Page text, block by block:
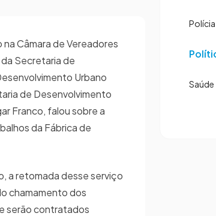
Câmara de Vereadores
Secretaria de
Urbano
de Desenvolvimento
Franco, falou sobre a
da Fábrica de
a retomada desse serviço
chamamento dos
serão contratados
Polícia
Saúde